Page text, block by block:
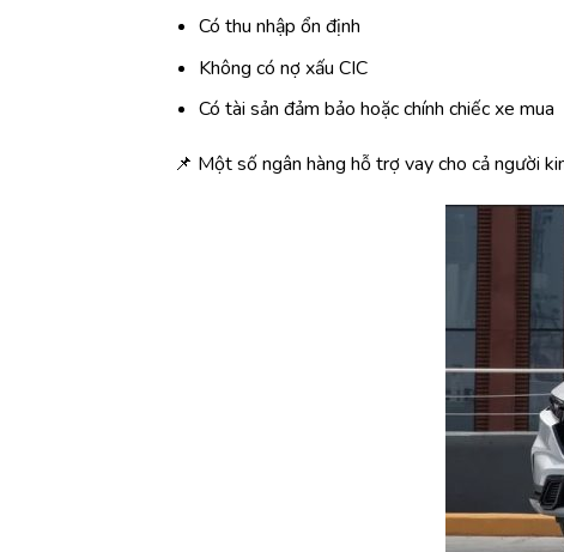
Có thu nhập ổn định
Không có nợ xấu CIC
Có tài sản đảm bảo hoặc chính chiếc xe mua
📌 Một số ngân hàng hỗ trợ vay cho cả người